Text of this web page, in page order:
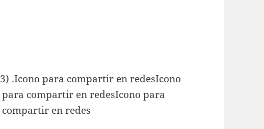
.Icono para compartir en redesIcono
compartir en redesIcono para
en redes